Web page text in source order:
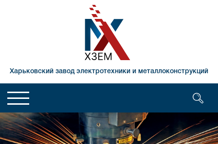
Харьковский завод электротехники и металлоконструкций